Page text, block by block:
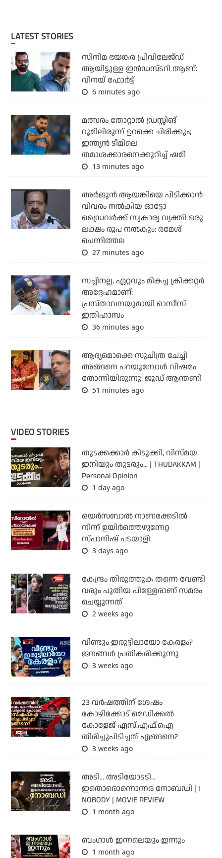
LATEST STORIES
സിനിമ ഭയങ്കര പ്രിവിലേജ്ഡ്
ആയിട്ടുള്ള ഇൻഡസ്ടറി ആണ്:
വിനയ് ഫോർട്ട്
6 minutes ago
മത്സരം തോറ്റാല്‍ ഡ്രസ്സിങ്
റൂമിലിരുന്ന് ഉറക്കെ ചിരിക്കും;
ഇന്ത്യന്‍ ടീമിലെ
തമാശക്കാരനെക്കുറിച്ച് ഷമി
13 minutes ago
അര്‍ജുന്‍ ആയങ്കിയെ പിടിക്കാന്‍
വിവരം നല്‍കിയ ഓട്ടോ
ഡ്രൈവര്‍ക്ക് സ്വകാര്വ വ്യക്തി ഒരു
ലക്ഷം രൂപ നല്‍കും: രമേശ്
ചെന്നിത്തല
27 minutes ago
സച്ചിനല്ല, ഏറ്റവും മികച്ച ക്രിക്കറ്റര്‍
അദ്ദേഹമാണ്:
പ്രസ്താവനയുമായി ഓസീസ്
ഇതിഹാസം
36 minutes ago
ആദ്യമൊക്കെ സുചിത്ര ചേച്ചി
അങ്ങനെ പറയുമ്പോൾ വിഷമം
തോന്നിയിരുന്നു: ജൂഡ് ആന്തണി
51 minutes ago
VIDEO STORIES
തുടക്കക്കാര്‍ കിടുക്കി, വിസ്മയ
ഇനിയും തുടരും... | THUDAKKAM |
Personal Opinion
1 day ago
ഒയര്‍സബാൽ നാണക്കേടിൽ
നിന്ന് ഉയിർത്തെഴുന്നേറ്റ
സ്പാനിഷ് പടയാളി
3 days ago
കേന്ദ്രം തിരുത്തുക തന്നെ വേണ്ടി
വരും പുതിയ പിള്ളേരാണ് സമരം
ചെയ്യുന്നത്
2 weeks ago
വീണ്ടും ഇരുട്ടിലായോ കേരളം?
ജനങ്ങൾ പ്രതികരിക്കുന്നു
3 weeks ago
23 വർഷത്തിന് ശേഷം
കോഴിക്കോട് മെഡിക്കൽ
കോളേജ് എസ്.എഫ്.ഐ
തിരിച്ചുപിടിച്ചത് എങ്ങനെ?
3 weeks ago
അടി... അടിയോടടി...
ഇതൊരൊന്നൊന്നര നോബഡി | I
NOBODY | MOVIE REVIEW
1 month ago
ബംഗാള്‍ ഇന്നലെയും ഇന്നും
1 month ago